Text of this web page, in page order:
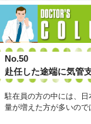
No.50
赴任した途端に気管
駐在員の方の中には、日
量が増えた方が多いので